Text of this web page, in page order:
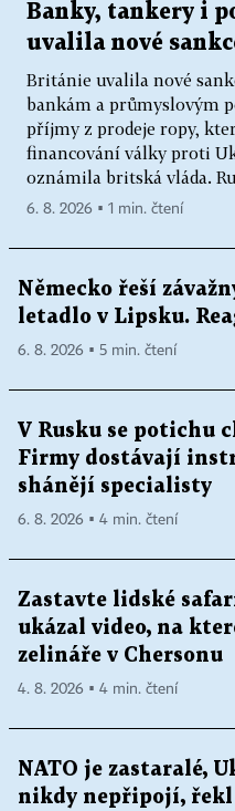
Banky, tankery i
uvalila nové
Británie uvalila nové
bankám a průmyslovým
příjmy z prodeje ropy,
financování války proti
oznámila britská vláda.
6. 8. 2026 ▪ 1 min. čtení
Německo řeší
letadlo v Lipsku.
6. 8. 2026 ▪ 5 min. čtení
V Rusku se potichu
Firmy dostávají
shánějí specialisty
6. 8. 2026 ▪ 4 min. čtení
Zastavte lidské
ukázal video, na
zelináře v Chersonu
4. 8. 2026 ▪ 4 min. čtení
NATO je zastaralé,
nikdy nepřipojí, řekl